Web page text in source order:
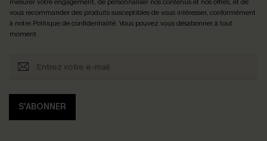
vous recommander des produits susceptibles de vous intéresser, conformément
à notre Politique de confidentialité. Vous pouvez vous désabonner à tout
moment.
S'ABONNER